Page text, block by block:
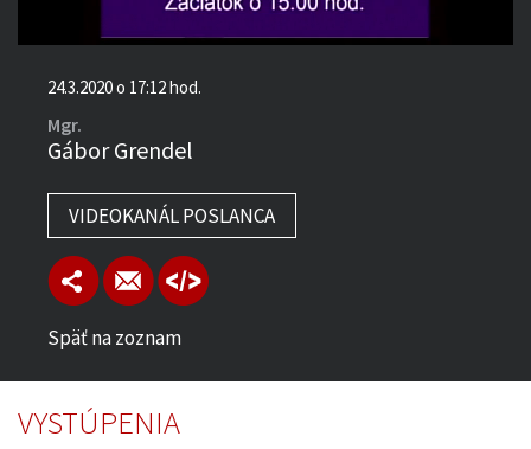
24.3.2020 o 17:12 hod.
Mgr.
Gábor Grendel
VIDEOKANÁL POSLANCA
Späť na zoznam
VYSTÚPENIA